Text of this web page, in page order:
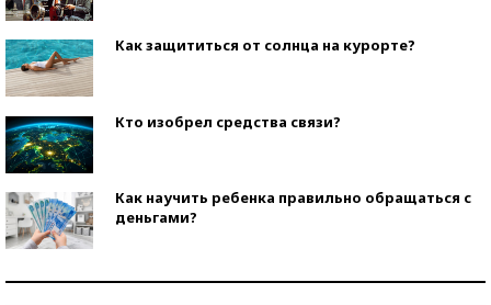
Как защититься от солнца на курорте?
Кто изобрел средства связи?
Как научить ребенка правильно обращаться с
деньгами?